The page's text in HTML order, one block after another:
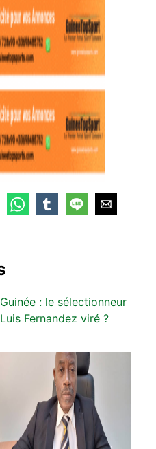
Guinée : le sélectionneur
Luis Fernandez viré ?